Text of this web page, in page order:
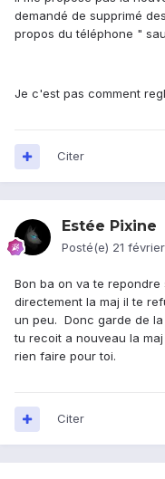
demandé de supprimé
propos du téléphone "
Je c'est pas comment
Citer
Estée Pixine
Posté(e) 21
Bon ba on va te repondre
directement la maj il te
un peu. Donc garde de
tu recoit a nouveau la
rien faire pour toi.
Citer